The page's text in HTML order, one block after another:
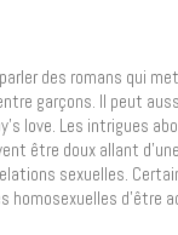
des romans qui
garçons. Il peut
love. Les intrigues
être doux allant
sexuelles.
homosexuelles d’être